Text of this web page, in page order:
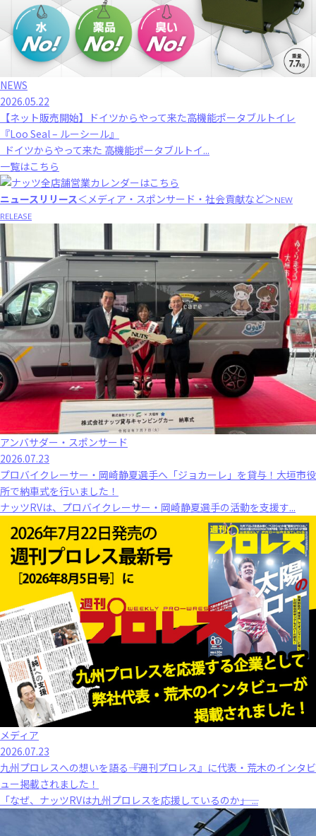
NEWS
2026.05.22
【ネット販売開始】ドイツからやって来た高機能ポータブルトイレ
『Loo Seal – ルーシール』
ドイツからやって来た 高機能ポータブルトイ...
一覧はこちら
ニュースリリース＜メディア・スポンサード・社会貢献など＞NEW
RELEASE
アンバサダー・スポンサード
2026.07.23
プロバイクレーサー・岡崎静夏選手へ「ジョカーレ」を貸与！大垣市役
所で納車式を行いました！
ナッツRVは、プロバイクレーサー・岡崎静夏選手の活動を支援す...
メディア
2026.07.23
九州プロレスへの想いを語る――『週刊プロレス』に代表・荒木のインタビ
ュー掲載されました！
「なぜ、ナッツRVは九州プロレスを応援しているのか――」 ...